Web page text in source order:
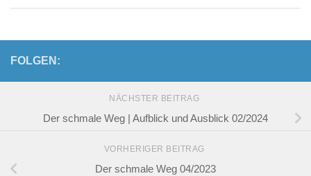
FOLGEN:
NÄCHSTER BEITRAG
Der schmale Weg | Aufblick und Ausblick 02/2024
VORHERIGER BEITRAG
Der schmale Weg 04/2023